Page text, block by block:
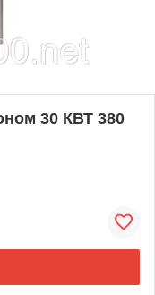
30 КВТ 380